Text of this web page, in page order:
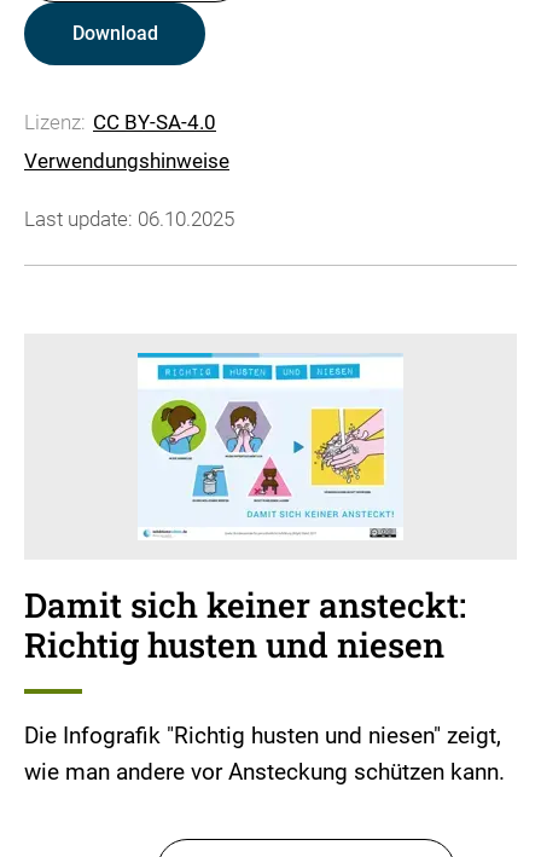
Download
Lizenz: CC BY-SA-4.0
Verwendungshinweise
Last update: 06.10.2025
Damit sich keiner ansteckt:
Richtig husten und niesen
Die Infografik "Richtig husten und niesen" zeigt,
wie man andere vor Ansteckung schützen kann.